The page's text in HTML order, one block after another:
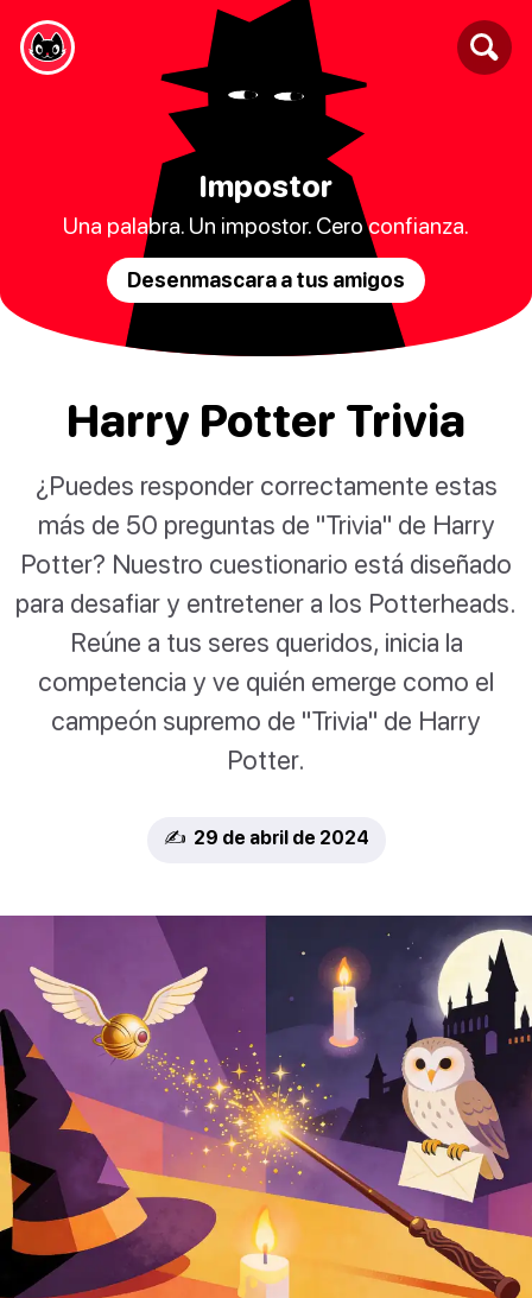
Impostor
Una palabra. Un impostor. Cero confianza.
Desenmascara a tus amigos
Harry Potter Trivia
¿Puedes responder correctamente estas
más de 50 preguntas de "Trivia" de Harry
Potter? Nuestro cuestionario está diseñado
para desafiar y entretener a los Potterheads.
Reúne a tus seres queridos, inicia la
competencia y ve quién emerge como el
campeón supremo de "Trivia" de Harry
Potter.
✍️ 29 de abril de 2024